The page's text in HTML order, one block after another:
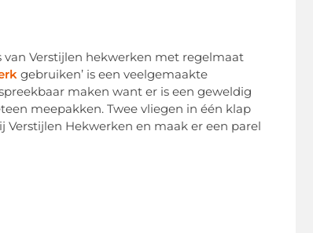
van Verstijlen hekwerken met regelmaat
gebruiken’ is een veelgemaakte
maken want er is een geweldig
meepakken. Twee vliegen in één klap
Verstijlen Hekwerken en maak er een parel